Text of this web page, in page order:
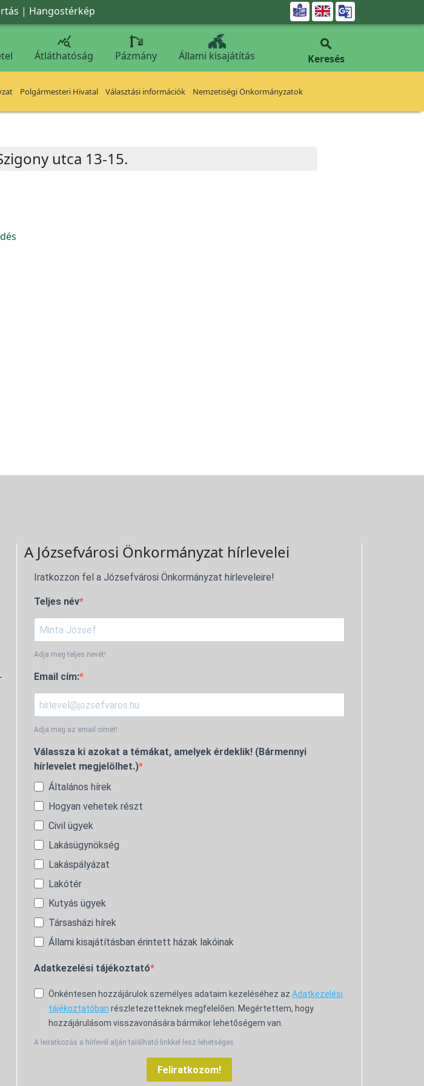
| Hangostérkép 

Átláthatóság Pázmány Állami kisajátítás

Keresés
Polgármesteri Hivatal Választási információk Nemzetiségi Önkormányzatok
utca 13-15.
A Józsefvárosi Önkormányzat hírlevelei
Iratkozzon fel a Józsefvárosi Önkormányzat hírleveleire!
Teljes név
Adja meg teljes nevét!
Email cím:
Adja meg az email címét!
Válassza ki azokat a témákat, amelyek érdeklik! (Bármennyi
hírlevelet megjelölhet.)
Általános hírek
Hogyan vehetek részt
Civil ügyek
Lakásügynökség
Lakáspályázat
Lakótér
Kutyás ügyek
Társasházi hírek
Állami kisajátításban érintett házak lakóinak
Adatkezelési tájékoztató
Önkéntesen hozzájárulok személyes adataim kezeléséhez az Adatkezelési
tájékoztatóban részletezetteknek megfelelően. Megértettem, hogy
hozzájárulásom visszavonására bármikor lehetőségem van.
A leiratkozás a hírlevél alján található linkkel lesz lehetséges.
Feliratkozom!